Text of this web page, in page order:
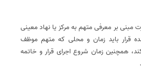
مبنی بر معرفی متهم به مرکز یا نهاد معینی
قرار باید زمان و محلی که متهم موظف
همچنین زمان شروع اجرای قرار و خاتمه